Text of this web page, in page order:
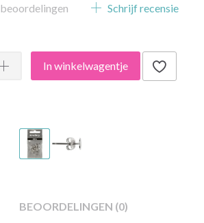
beoordelingen Schrijf recensie
In winkelwagentje
BEOORDELINGEN (0)